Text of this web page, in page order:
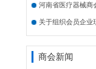
河南省医疗器械商
关于组织会员企业
商会新闻